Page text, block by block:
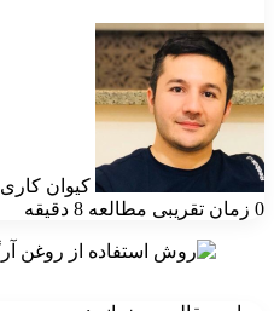
کیوان کاری
0 زمان تقریبی مطالعه 8 دقیقه